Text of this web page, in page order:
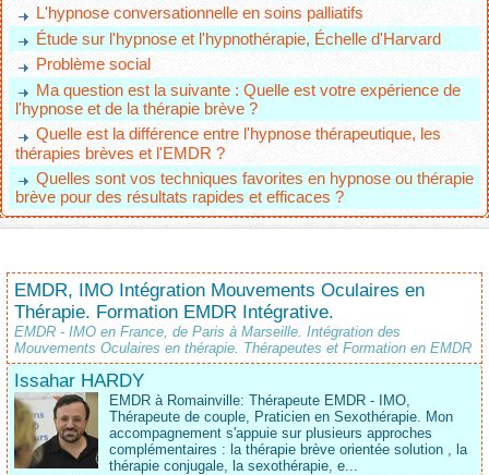
L'hypnose conversationnelle en soins palliatifs
Étude sur l'hypnose et l'hypnothérapie, Échelle d'Harvard
Problème social
Ma question est la suivante : Quelle est votre expérience de
l'hypnose et de la thérapie brève ?
Quelle est la différence entre l'hypnose thérapeutique, les
thérapies brèves et l'EMDR ?
Quelles sont vos techniques favorites en hypnose ou thérapie
brève pour des résultats rapides et efficaces ?
EMDR, IMO Intégration Mouvements Oculaires en
Thérapie. Formation EMDR Intégrative.
EMDR - IMO en France, de Paris à Marseille. Intégration des
Mouvements Oculaires en thérapie. Thérapeutes et Formation en EMDR
Issahar HARDY
EMDR à Romainville: Thérapeute EMDR - IMO,
Thérapeute de couple, Praticien en Sexothérapie. Mon
accompagnement s'appuie sur plusieurs approches
complémentaires : la thérapie brève orientée solution , la
thérapie conjugale, la sexothérapie, e...